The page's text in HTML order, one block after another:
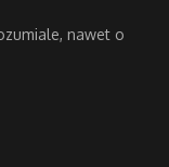
nawet o